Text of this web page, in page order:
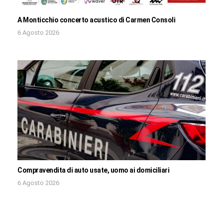
A Monticchio concerto acustico di Carmen Consoli
6 Agosto 2026
Compravendita di auto usate, uomo ai domiciliari
6 Agosto 2026